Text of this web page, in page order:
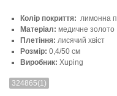
Колір покриття: лимонна
Матеріал: медичне золото
Плетіння: лисячий хвіст
Розмір: 0,4/50 см
Виробник: Xuping
324865(1)